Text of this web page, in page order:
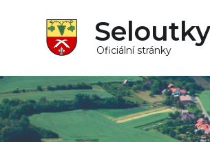
Seloutky
Oficiální stránky